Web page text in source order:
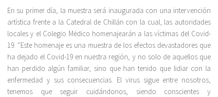
En su primer día, la muestra será inaugurada con una intervención
artística frente a la Catedral de Chillán con la cual, las autoridades
locales y el Colegio Médico homenajearán a las víctimas del Covid-
19. “Este homenaje es una muestra de los efectos devastadores que
ha dejado el Covid-19 en nuestra región, y no solo de aquellos que
han perdido algún familiar, sino que han tenido que lidiar con la
enfermedad y sus consecuencias. El virus sigue entre nosotros,
tenemos que seguir cuidándonos, siendo conscientes y